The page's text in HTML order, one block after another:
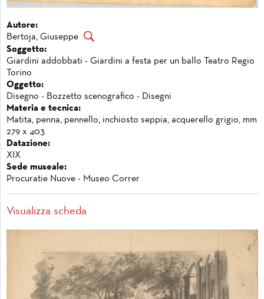
Autore:
Bertoja, Giuseppe
Soggetto:
Giardini addobbati - Giardini a festa per un ballo Teatro Regio
Torino
Oggetto:
Disegno - Bozzetto scenografico - Disegni
Materia e tecnica:
Matita, penna, pennello, inchiosto seppia, acquerello grigio, mm
279 x 403
Datazione:
XIX
Sede museale:
Procuratie Nuove - Museo Correr
Visualizza scheda